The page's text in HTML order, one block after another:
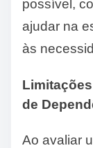
possível,
ajudar na
às
de
Ao avaliar